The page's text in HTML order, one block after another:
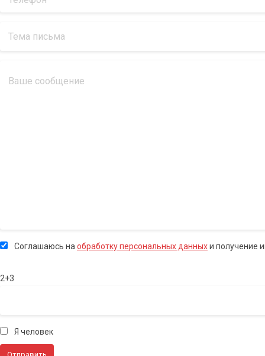
Соглашаюсь наобработку персональных данныхи получение
2+3
Я человек